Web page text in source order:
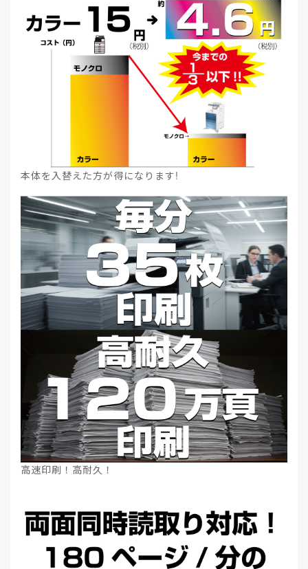
本体を入替えた方が得になります!
高速印刷！高耐久！